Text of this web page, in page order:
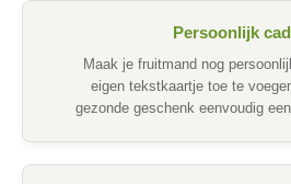
Persoonlijk
Maak je fruitmand nog
eigen tekstkaartje toe te
gezonde geschenk eenvoudig